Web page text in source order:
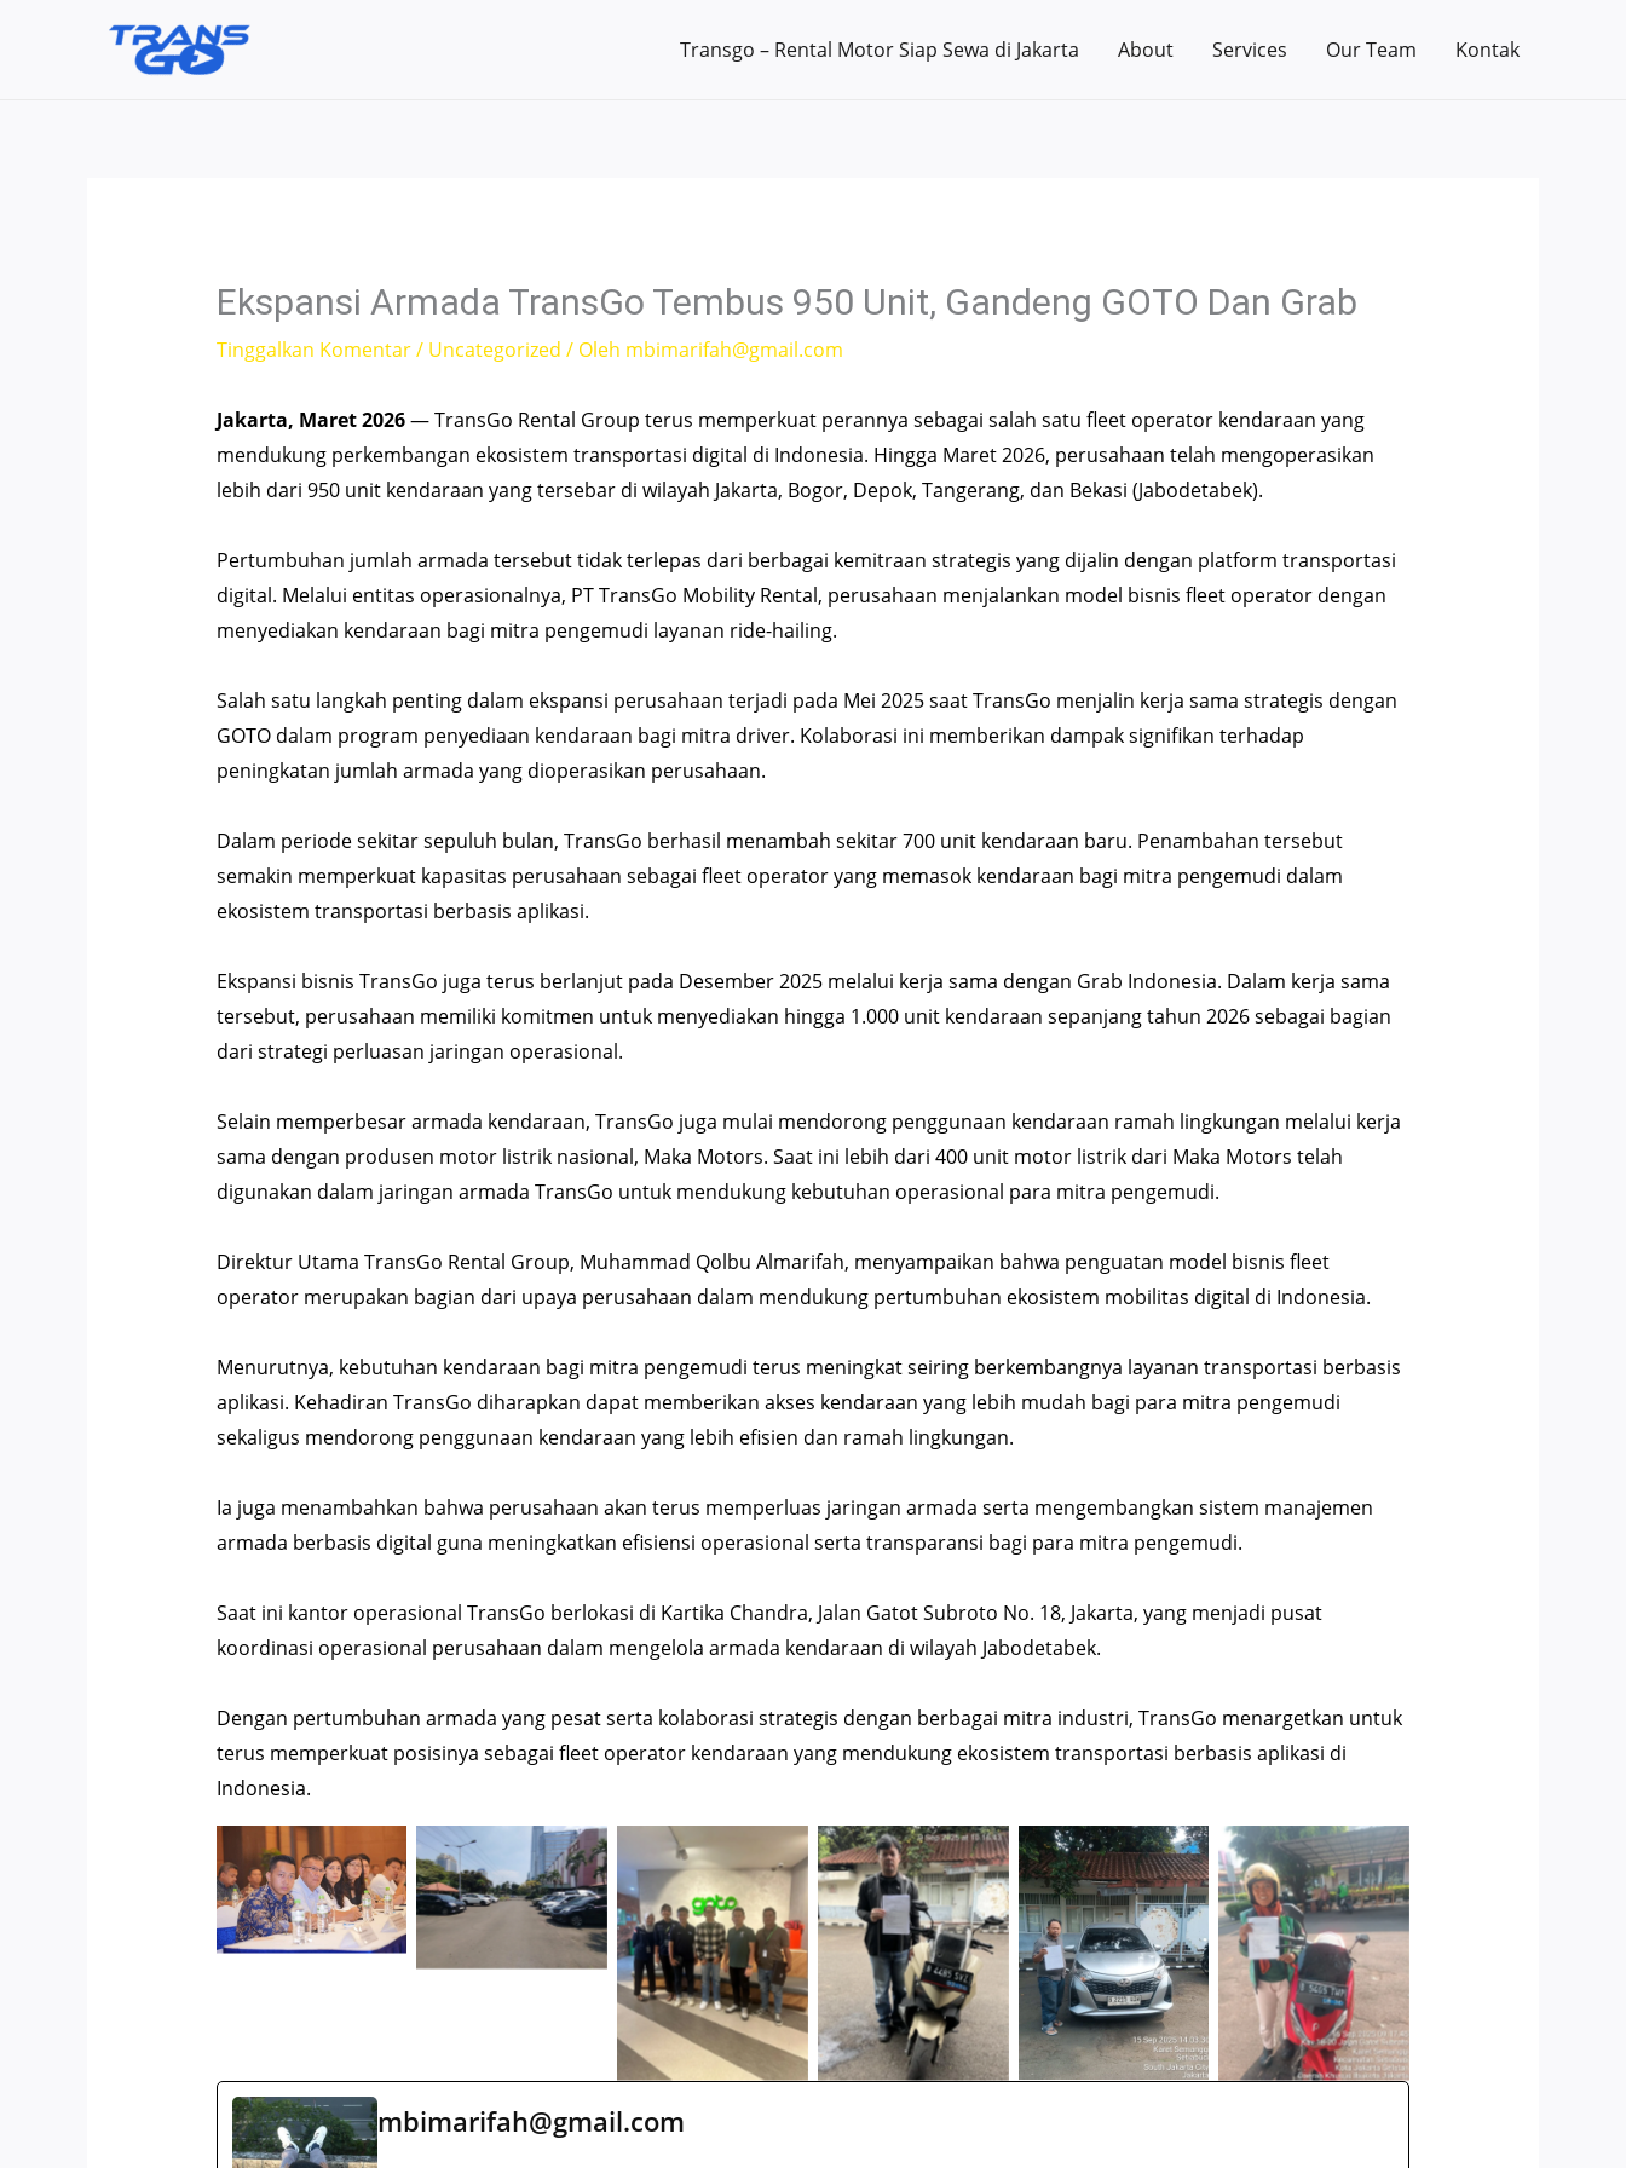
Transgo – Rental Motor Siap Sewa di Jakarta About Services Our Team Kontak
Ekspansi Armada TransGo Tembus 950 Unit, Gandeng GOTO Dan Grab
Tinggalkan Komentar/ Uncategorized / Oleh mbimarifah@gmail.com
Jakarta, Maret 2026— TransGo Rental Group terus memperkuat perannya sebagai salah satu fleet operator kendaraan yang
mendukung perkembangan ekosistem transportasi digital di Indonesia. Hingga Maret 2026, perusahaan telah mengoperasikan
lebih dari 950 unit kendaraan yang tersebar di wilayah Jakarta, Bogor, Depok, Tangerang, dan Bekasi (Jabodetabek).
Pertumbuhan jumlah armada tersebut tidak terlepas dari berbagai kemitraan strategis yang dijalin dengan platform transportasi
digital. Melalui entitas operasionalnya, PT TransGo Mobility Rental, perusahaan menjalankan model bisnis fleet operator dengan
menyediakan kendaraan bagi mitra pengemudi layanan ride-hailing.
Salah satu langkah penting dalam ekspansi perusahaan terjadi pada Mei 2025 saat TransGo menjalin kerja sama strategis dengan
GOTO dalam program penyediaan kendaraan bagi mitra driver. Kolaborasi ini memberikan dampak signifikan terhadap
peningkatan jumlah armada yang dioperasikan perusahaan.
Dalam periode sekitar sepuluh bulan, TransGo berhasil menambah sekitar 700 unit kendaraan baru. Penambahan tersebut
semakin memperkuat kapasitas perusahaan sebagai fleet operator yang memasok kendaraan bagi mitra pengemudi dalam
ekosistem transportasi berbasis aplikasi.
Ekspansi bisnis TransGo juga terus berlanjut pada Desember 2025 melalui kerja sama dengan Grab Indonesia. Dalam kerja sama
tersebut, perusahaan memiliki komitmen untuk menyediakan hingga 1.000 unit kendaraan sepanjang tahun 2026 sebagai bagian
dari strategi perluasan jaringan operasional.
Selain memperbesar armada kendaraan, TransGo juga mulai mendorong penggunaan kendaraan ramah lingkungan melalui kerja
sama dengan produsen motor listrik nasional, Maka Motors. Saat ini lebih dari 400 unit motor listrik dari Maka Motors telah
digunakan dalam jaringan armada TransGo untuk mendukung kebutuhan operasional para mitra pengemudi.
Direktur Utama TransGo Rental Group, Muhammad Qolbu Almarifah, menyampaikan bahwa penguatan model bisnis fleet
operator merupakan bagian dari upaya perusahaan dalam mendukung pertumbuhan ekosistem mobilitas digital di Indonesia.
Menurutnya, kebutuhan kendaraan bagi mitra pengemudi terus meningkat seiring berkembangnya layanan transportasi berbasis
aplikasi. Kehadiran TransGo diharapkan dapat memberikan akses kendaraan yang lebih mudah bagi para mitra pengemudi
sekaligus mendorong penggunaan kendaraan yang lebih efisien dan ramah lingkungan.
Ia juga menambahkan bahwa perusahaan akan terus memperluas jaringan armada serta mengembangkan sistem manajemen
armada berbasis digital guna meningkatkan efisiensi operasional serta transparansi bagi para mitra pengemudi.
Saat ini kantor operasional TransGo berlokasi di Kartika Chandra, Jalan Gatot Subroto No. 18, Jakarta, yang menjadi pusat
koordinasi operasional perusahaan dalam mengelola armada kendaraan di wilayah Jabodetabek.
Dengan pertumbuhan armada yang pesat serta kolaborasi strategis dengan berbagai mitra industri, TransGo menargetkan untuk
terus memperkuat posisinya sebagai fleet operator kendaraan yang mendukung ekosistem transportasi berbasis aplikasi di
Indonesia.
Transgo di
Vietnam
900+ Unit Transgo
Transgo Mitra
dengan GOTO
Ojek Online Fleet
Partner 2
Driver Online Fleet
Partner
Ojek Online Fleet
Partner 1
mbimarifah@gmail.com